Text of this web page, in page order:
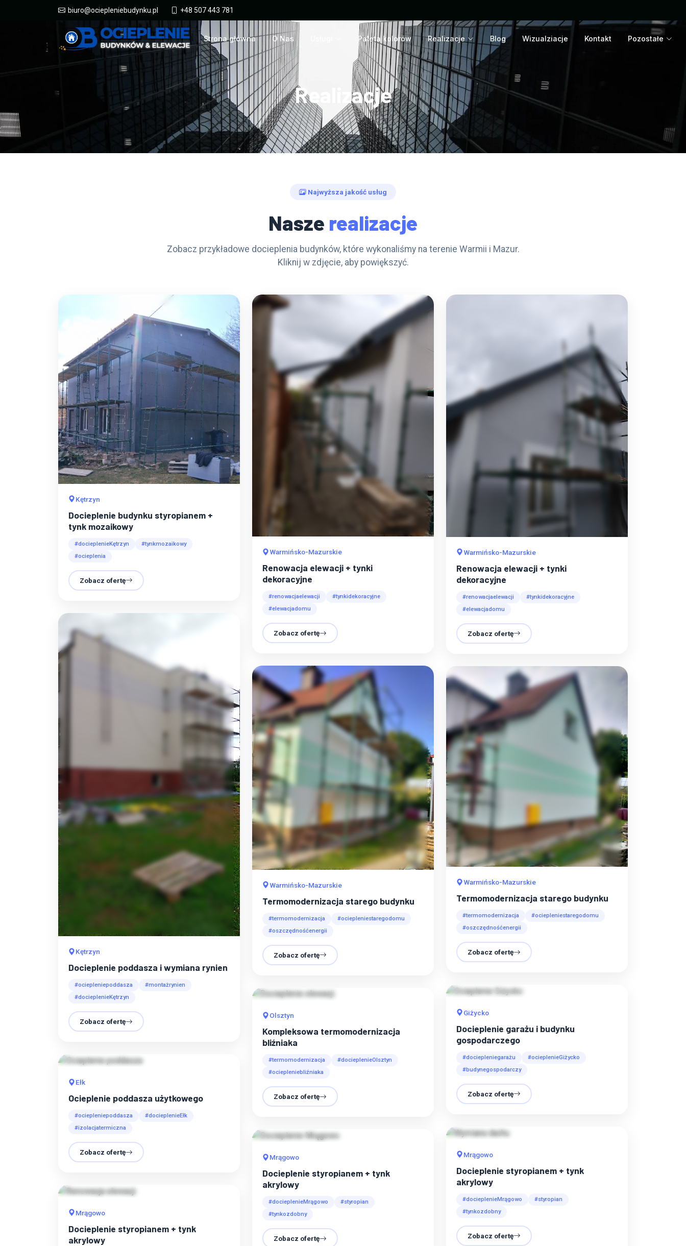
biuro@ociepleniebudynku.pl +48 507 443 781
Strona główna O Nas Paleta kolorów Realizacje Blog Wizualziacje Kontakt Pozostałe
Realizacje
Najwyższa jakość usług
Nasze realizacje
Zobacz przykładowe docieplenia budynków, które wykonaliśmy na terenie Warmii i Mazur.
Kliknij w zdjęcie, aby powiększyć.
Kętrzyn
Docieplenie budynku styropianem +
tynk mozaikowy
#docieplenieKętrzyn
#tynkmozaikowy
#ocieplenia
Zobacz ofertę
Warmińsko-Mazurskie
Renowacja elewacji + tynki
dekoracyjne
#renowacjaelewacji
#tynkidekoracyjne
#elewacjadomu
Zobacz ofertę
Warmińsko-Mazurskie
Renowacja elewacji + tynki
dekoracyjne
#renowacjaelewacji
#tynkidekoracyjne
#elewacjadomu
Zobacz ofertę
Kętrzyn
Docieplenie poddasza i wymiana rynien
#ociepleniepoddasza
#montażrynien
#docieplenieKętrzyn
Zobacz ofertę
Warmińsko-Mazurskie
Termomodernizacja starego budynku
#termomodernizacja
#ociepleniestaregodomu
#oszczędnośćenergii
Zobacz ofertę
Warmińsko-Mazurskie
Termomodernizacja starego budynku
#termomodernizacja
#ociepleniestaregodomu
#oszczędnośćenergii
Zobacz ofertę
Giżycko
Docieplenie garażu i budynku
gospodarczego
#dociepleniegarażu
#ocieplenieGiżycko
#budynegospodarczy
Zobacz ofertę
Olsztyn
Kompleksowa termomodernizacja
bliźniaka
#termomodernizacja
#docieplenieOlsztyn
#ociepleniebliźniaka
Zobacz ofertę
Ełk
Ocieplenie poddasza użytkowego
#ociepleniepoddasza
#docieplenieEłk
#izolacjatermiczna
Zobacz ofertę Mrągowo
Docieplenie styropianem + tynk
akrylowy
#docieplenieMrągowo
#styropian
#tynkozdobny
Zobacz ofertę
Mrągowo
Docieplenie styropianem + tynk
akrylowy
#docieplenieMrągowo
#styropian
#tynkozdobny
Zobacz ofertę
Mrągowo
Docieplenie styropianem + tynk
akrylowy